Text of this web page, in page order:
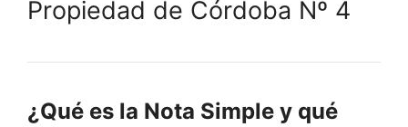
Propiedad de Córdoba Nº 4
¿Qué es la Nota Simple y qué